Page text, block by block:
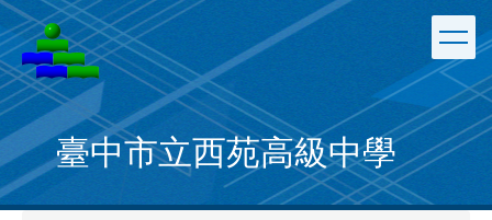
跳
到
主
要
內
容
區
臺中市立西苑高級中學